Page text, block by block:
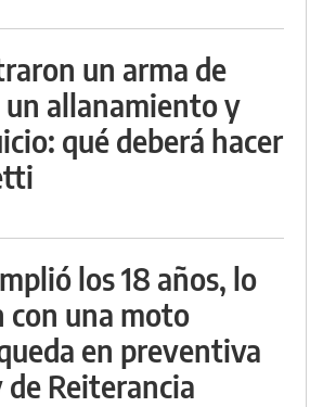
un arma de
un allanamiento y
qué deberá hacer
los 18 años, lo
con una moto
en preventiva
de Reiterancia